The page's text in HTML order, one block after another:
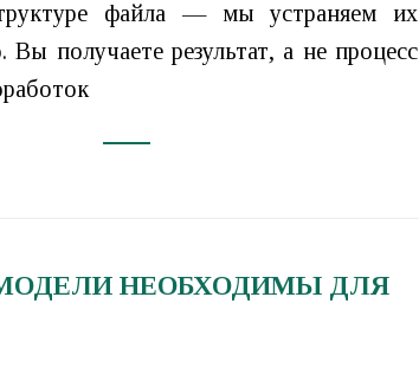
файла — мы устраняем их
Вы получаете результат, а не процесс
НЕОБХОДИМЫ ДЛЯ